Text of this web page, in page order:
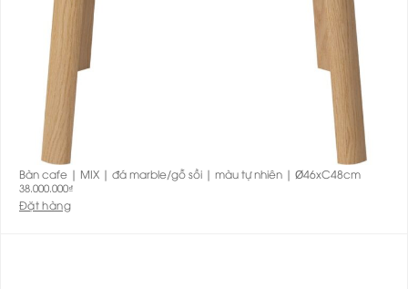
Bàn cafe | MIX | đá marble/gỗ sồi | màu tự nhiên | Ø46xC48cm
38.000.000₫
Đặt hàng